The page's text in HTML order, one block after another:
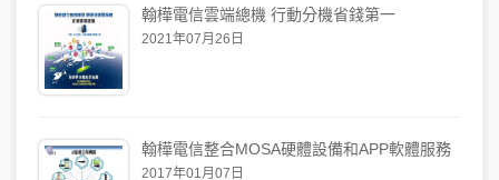
翰樺電信雲端總機 行動分機省錢第一
2021年07月26日
翰樺電信整合MOSA硬體設備和APP軟體服務
2017年01月07日